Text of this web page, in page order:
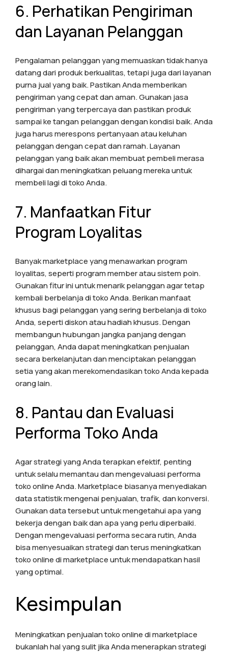
6. Perhatikan Pengiriman
dan Layanan Pelanggan
Pengalaman pelanggan yang memuaskan tidak hanya
datang dari produk berkualitas, tetapi juga dari layanan
purna jual yang baik. Pastikan Anda memberikan
pengiriman yang cepat dan aman. Gunakan jasa
pengiriman yang terpercaya dan pastikan produk
sampai ke tangan pelanggan dengan kondisi baik. Anda
juga harus merespons pertanyaan atau keluhan
pelanggan dengan cepat dan ramah. Layanan
pelanggan yang baik akan membuat pembeli merasa
dihargai dan meningkatkan peluang mereka untuk
membeli lagi di toko Anda.
7. Manfaatkan Fitur
Program Loyalitas
Banyak marketplace yang menawarkan program
loyalitas, seperti program member atau sistem poin.
Gunakan fitur ini untuk menarik pelanggan agar tetap
kembali berbelanja di toko Anda. Berikan manfaat
khusus bagi pelanggan yang sering berbelanja di toko
Anda, seperti diskon atau hadiah khusus. Dengan
membangun hubungan jangka panjang dengan
pelanggan, Anda dapat meningkatkan penjualan
secara berkelanjutan dan menciptakan pelanggan
setia yang akan merekomendasikan toko Anda kepada
orang lain.
8. Pantau dan Evaluasi
Performa Toko Anda
Agar strategi yang Anda terapkan efektif, penting
untuk selalu memantau dan mengevaluasi performa
toko online Anda. Marketplace biasanya menyediakan
data statistik mengenai penjualan, trafik, dan konversi.
Gunakan data tersebut untuk mengetahui apa yang
bekerja dengan baik dan apa yang perlu diperbaiki.
Dengan mengevaluasi performa secara rutin, Anda
bisa menyesuaikan strategi dan terus meningkatkan
toko online di marketplace untuk mendapatkan hasil
yang optimal.
Kesimpulan
Meningkatkan penjualan toko online di marketplace
bukanlah hal yang sulit jika Anda menerapkan strategi